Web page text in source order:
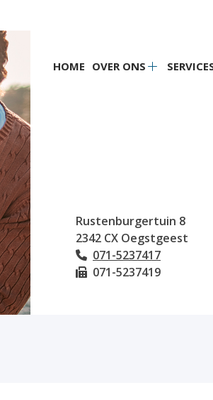
Hoofdmenu
HOME OVER ONS
Rustenburgertuin 8
2342 CX Oegstgeest
Tel:
071-5237417
Fax:
071-5237419